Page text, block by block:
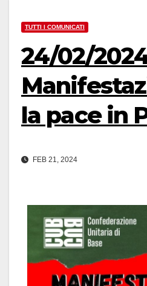
TUTTI I COMUNICATI
24/02/
la pace in
FEB 21, 2024